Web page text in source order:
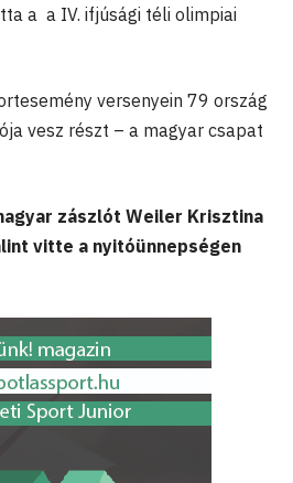
a a IV. ifjúsági téli olimpiai
versenyein 79 ország
vesz részt – a magyar csapat
zászlót Weiler Krisztina
vitte a nyitóünnepségen